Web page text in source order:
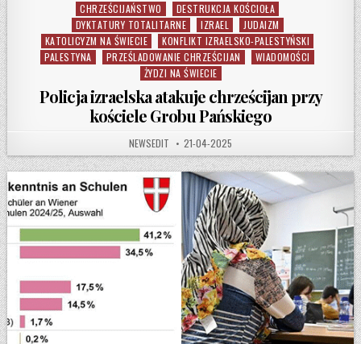
Posted in
CHRZEŚCIJAŃSTWO
DESTRUKCJA KOŚCIOŁA
DYKTATURY TOTALITARNE
IZRAEL
JUDAIZM
KATOLICYZM NA ŚWIECIE
KONFLIKT IZRAELSKO-PALESTYŃSKI
PALESTYNA
PRZEŚLADOWANIE CHRZEŚCIJAN
WIADOMOŚCI
ŻYDZI NA ŚWIECIE
Policja izraelska atakuje chrześcijan przy
kościele Grobu Pańskiego
AUTHOR:
NEWSEDIT PUBLISHED DATE:
21-04-2025